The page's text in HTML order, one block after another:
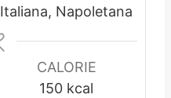
t
Italiana, Napoletana
CALORIE
150 kcal